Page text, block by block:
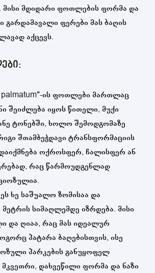
მისი მდიდარი ფოთლების ფორმა და
გარდამავალი ფერები მას ბაღის
აქცევს.
palmatum“-ის ფოთლები მართლაც
შეიძლება იყოს წითელი, მუქი
ტონებში, ხოლო შემოდგომაზე
შთამბეჭდავი ტრანსფორმაციის
ოქროსფერ, ჩალისფერ ან
რაც წარმოუდგენლად
ეს ხე საშუალო ზომისაა და
სიმაღლემდე იზრდება. მისი
და ღიაა, რაც მას იდეალურ
პატარა ბაღებისთვის, ისე
პარკების განუყოფელ
მკვეთრი, დახვეწილი ფორმა და ნაზი